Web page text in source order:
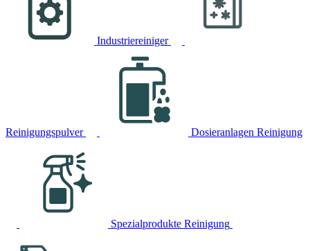
Industriereiniger
Reinigungspulver Dosieranlagen Reinigung
Spezialprodukte Reinigung